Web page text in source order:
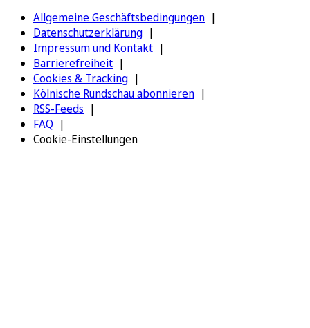
Allgemeine Geschäftsbedingungen
Datenschutzerklärung
Impressum und Kontakt
Barrierefreiheit
Cookies & Tracking
Kölnische Rundschau abonnieren
RSS-Feeds
FAQ
Cookie-Einstellungen